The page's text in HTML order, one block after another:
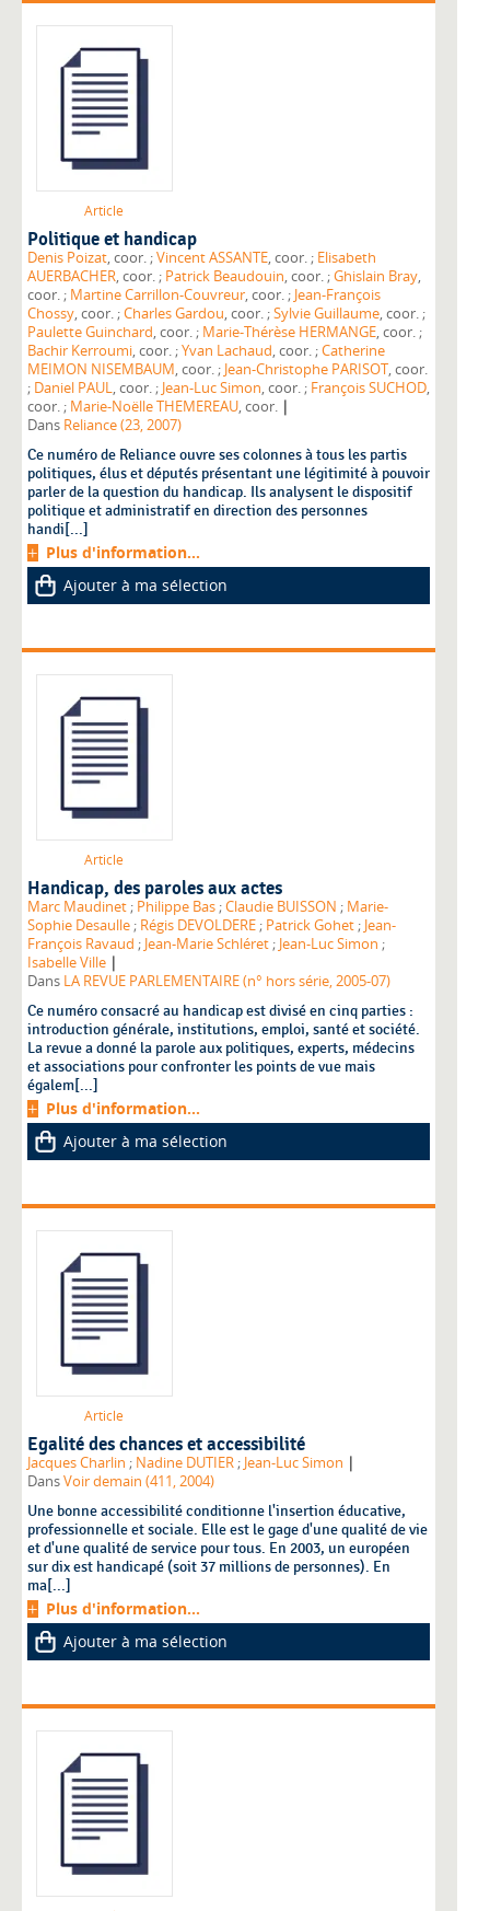
Article
Politique et handicap
Denis Poizat , coor. ;Vincent ASSANTE , coor. ; Elisabeth
AUERBACHER
, coor. ; Patrick Beaudouin , coor. ;Ghislain Bray,
coor. ; Martine Carrillon-Couvreur , coor. ; Jean-François
Chossy
, coor. ;Charles Gardou , coor. ;Sylvie Guillaume
, coor. ;
Paulette Guinchard
, coor. ; Marie-Thérèse HERMANGE
, coor. ;
Bachir Kerroumi
, coor. ;Yvan Lachaud , coor. ;Catherine
MEIMON NISEMBAUM
, coor. ; Jean-Christophe PARISOT, coor.
; Daniel PAUL , coor. ; Jean-Luc Simon , coor. ; François SUCHOD,
coor. ; Marie-Noëlle THEMEREAU, coor. |
Dans Reliance (23, 2007)
Ce numéro de Reliance ouvre ses colonnes à tous les partis
politiques, élus et députés présentant une légitimité à pouvoir
parler de la question du handicap. Ils analysent le dispositif
politique et administratif en direction des personnes
handi[...]
Plus d'information...
Ajouter à ma sélection
Article
Handicap, des paroles aux actes
Marc Maudinet ; Philippe Bas ;Claudie BUISSON ; Marie-
Sophie Desaulle ; Régis DEVOLDERE ; Patrick Gohet ; Jean-
François Ravaud ; Jean-Marie Schléret ; Jean-Luc Simon ;
Isabelle Ville |
Dans LA REVUE PARLEMENTAIRE (n° hors série, 2005-07)
Ce numéro consacré au handicap est divisé en cinq parties :
introduction générale, institutions, emploi, santé et société.
La revue a donné la parole aux politiques, experts, médecins
et associations pour confronter les points de vue mais
égalem[...]
Plus d'information...
Ajouter à ma sélection
Article
Egalité des chances et accessibilité
Jacques Charlin ; Nadine DUTIER ; Jean-Luc Simon |
DansVoir demain (411, 2004)
Une bonne accessibilité conditionne l'insertion éducative,
professionnelle et sociale. Elle est le gage d'une qualité de vie
et d'une qualité de service pour tous. En 2003, un européen
sur dix est handicapé (soit 37 millions de personnes). En
ma[...]
Plus d'information...
Ajouter à ma sélection